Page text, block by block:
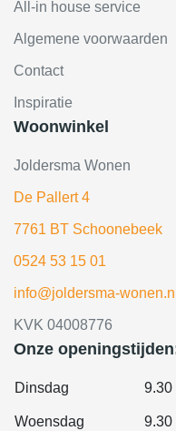
All-in house service
Algemene voorwaarden
Contact
Inspiratie
Woonwinkel
Joldersma Wonen
De Pallert 4
7761 BT Schoonebeek
0524 53 15 01
info@joldersma-wonen.nl
KVK 04008776
Onze
Dinsdag 9.30
Woensdag 9.30